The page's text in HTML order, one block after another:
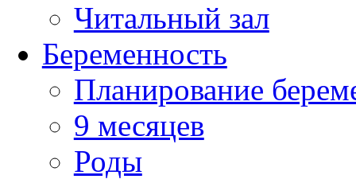
Читальный зал
Беременность
Планирование
9 месяцев
Роды